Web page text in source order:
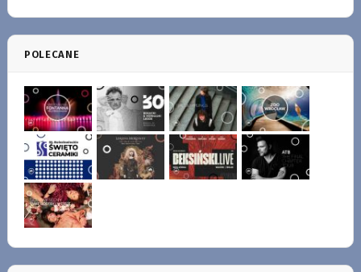
POLECANE